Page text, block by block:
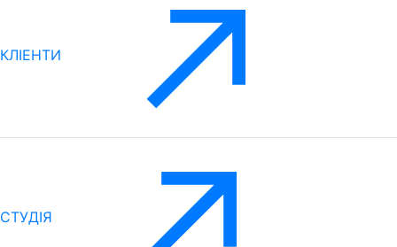
КЛІЕНТИ
CТУДІЯ